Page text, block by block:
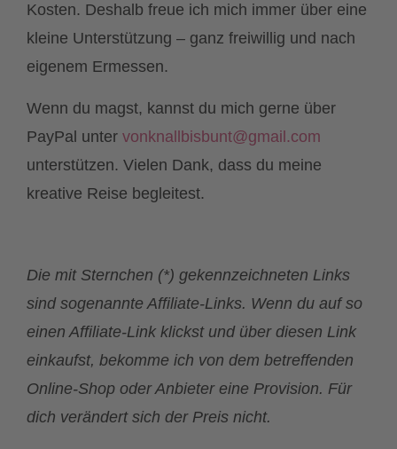
Kosten. Deshalb freue ich mich immer über eine
kleine Unterstützung – ganz freiwillig und nach
eigenem Ermessen.
Wenn du magst, kannst du mich gerne über
PayPal unter vonknallbisbunt@gmail.com
unterstützen. Vielen Dank, dass du meine
kreative Reise begleitest.
Die mit Sternchen (*) gekennzeichneten Links
sind sogenannte Affiliate-Links. Wenn du auf so
einen Affiliate-Link klickst und über diesen Link
einkaufst, bekomme ich von dem betreffenden
Online-Shop oder Anbieter eine Provision. Für
dich verändert sich der Preis nicht.